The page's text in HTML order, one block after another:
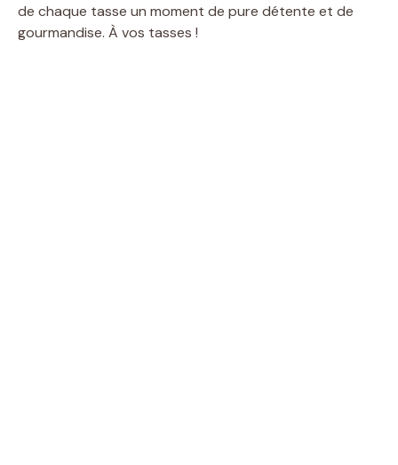
de chaque tasse un moment de pure détente et de
gourmandise. À vos tasses !